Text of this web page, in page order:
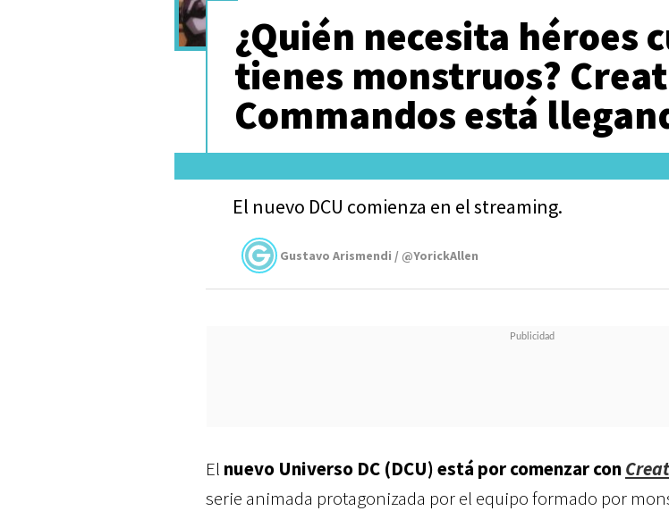
¿Quién necesita héroes
tienes monstruos?
Commandos está
El nuevo DCU comienza en el streaming.
Gustavo Arismendi / @YorickAllen
El nuevo Universo DC (DCU) está por comenzar con
serie animada protagonizada por el equipo formado por